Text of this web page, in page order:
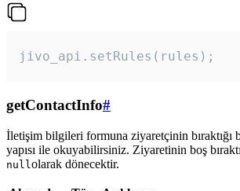
jivo_api.setRules(rules);
getContactInfo#
İletişim bilgileri formuna ziyaretçinin
yapısı ile okuyabilirsiniz. Ziyaretinin boş
null olarak dönecektir.